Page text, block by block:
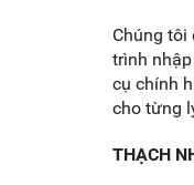
Chúng tôi
trình
cụ chính
cho từng
THẠCH